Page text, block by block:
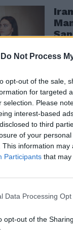
Do Not Process
opt-out of the sale,
for targeted
selection. Please
interest-based
to third
of your
This information
Participants that may
Data Processing
opt-out of the
preparando
limitante. Il
alle canzoni
questo sarà
Sarà un
così».
solista e
gara. Oltre al
al